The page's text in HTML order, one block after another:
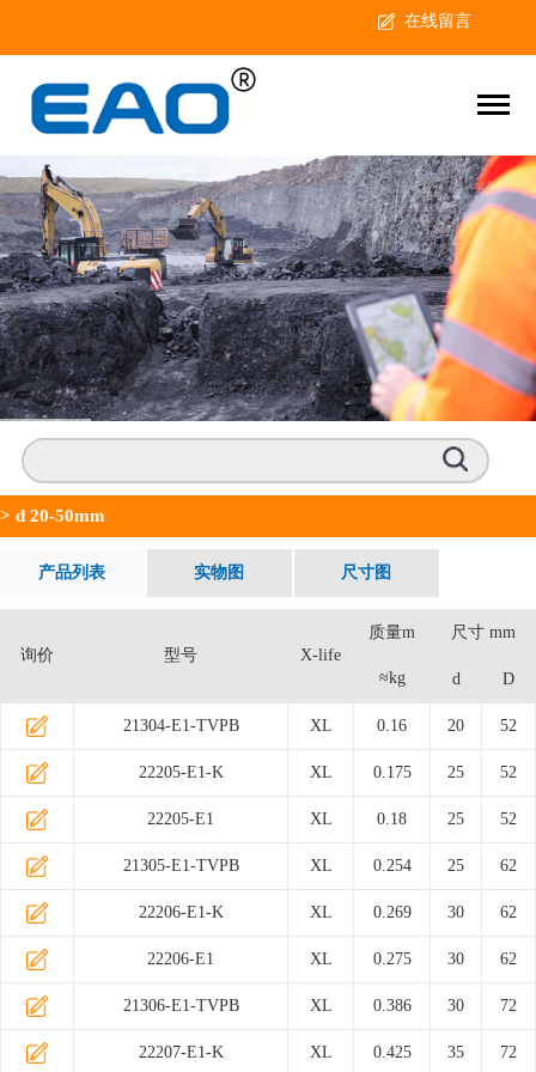
在线留言
> d 20-50mm
产品列表 实物图 尺寸图
询价 型号 X-life
质量m
≈kg
尺寸 mm
d D
21304-E1-TVPB XL 0.16 20 52
22205-E1-K XL 0.175 25 52
22205-E1 XL 0.18 25 52
21305-E1-TVPB XL 0.254 25 62
22206-E1-K XL 0.269 30 62
22206-E1 XL 0.275 30 62
21306-E1-TVPB XL 0.386 30 72
22207-E1-K XL 0.425 35 72